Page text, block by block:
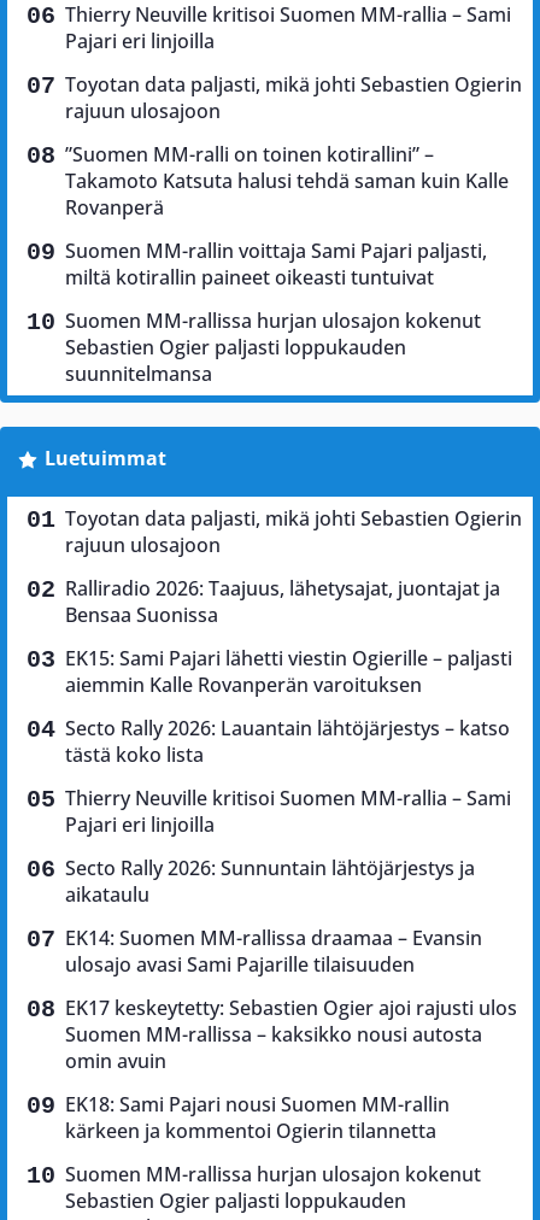
Thierry Neuville kritisoi Suomen MM-rallia – Sami
Pajari eri linjoilla
Toyotan data paljasti, mikä johti Sebastien Ogierin
rajuun ulosajoon
”Suomen MM-ralli on toinen kotirallini” –
Takamoto Katsuta halusi tehdä saman kuin Kalle
Rovanperä
Suomen MM-rallin voittaja Sami Pajari paljasti,
miltä kotirallin paineet oikeasti tuntuivat
Suomen MM-rallissa hurjan ulosajon kokenut
Sebastien Ogier paljasti loppukauden
suunnitelmansa
Luetuimmat
Toyotan data paljasti, mikä johti Sebastien Ogierin
rajuun ulosajoon
Ralliradio 2026: Taajuus, lähetysajat, juontajat ja
Bensaa Suonissa
EK15: Sami Pajari lähetti viestin Ogierille – paljasti
aiemmin Kalle Rovanperän varoituksen
Secto Rally 2026: Lauantain lähtöjärjestys – katso
tästä koko lista
Thierry Neuville kritisoi Suomen MM-rallia – Sami
Pajari eri linjoilla
Secto Rally 2026: Sunnuntain lähtöjärjestys ja
aikataulu
EK14: Suomen MM-rallissa draamaa – Evansin
ulosajo avasi Sami Pajarille tilaisuuden
EK17 keskeytetty: Sebastien Ogier ajoi rajusti ulos
Suomen MM-rallissa – kaksikko nousi autosta
omin avuin
EK18: Sami Pajari nousi Suomen MM-rallin
kärkeen ja kommentoi Ogierin tilannetta
Suomen MM-rallissa hurjan ulosajon kokenut
Sebastien Ogier paljasti loppukauden